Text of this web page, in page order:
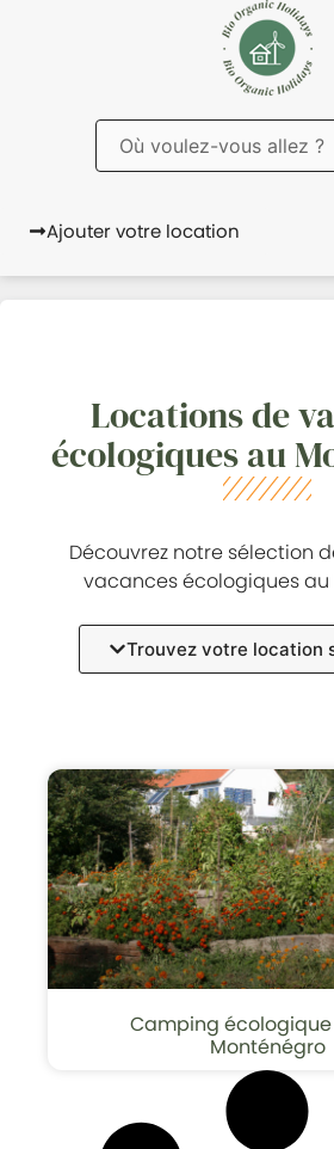
Ajouter votre location
Locations de
écologiques au
Découvrez notre sélection
vacances écologiques au
Trouvez votre location
Camping
Monténégro